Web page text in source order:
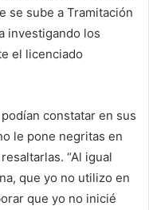
se sube a Tramitación
investigando los
el licenciado
constatar en sus
le pone negritas en
“Al igual
que yo no utilizo en
que yo no inicié